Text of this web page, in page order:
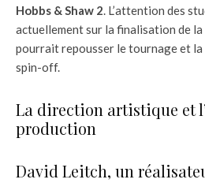
Hobbs & Shaw 2. L’attention des
actuellement sur la finalisation de la
pourrait repousser le tournage et la
spin-off.
La direction artistique et
production
David Leitch, un